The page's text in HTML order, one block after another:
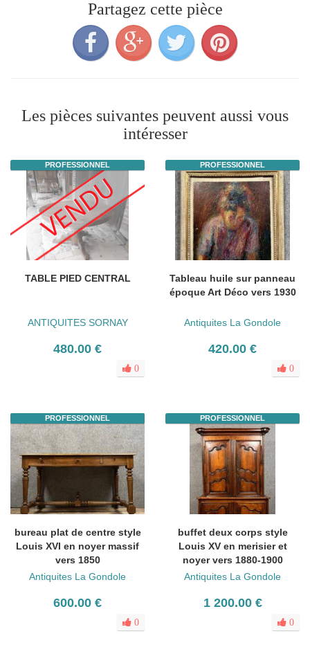
Partagez cette pièce
Les pièces suivantes peuvent aussi vous
intéresser
PROFESSIONNEL
TABLE PIED CENTRAL
ANTIQUITES SORNAY
480.00 €
0
PROFESSIONNEL
Tableau huile sur panneau
époque Art Déco vers 1930
Antiquites La Gondole
420.00 €
0
PROFESSIONNEL
bureau plat de centre style
Louis XVI en noyer massif
vers 1850
Antiquites La Gondole
600.00 €
0
PROFESSIONNEL
buffet deux corps style
Louis XV en merisier et
noyer vers 1880-1900
Antiquites La Gondole
1 200.00 €
0